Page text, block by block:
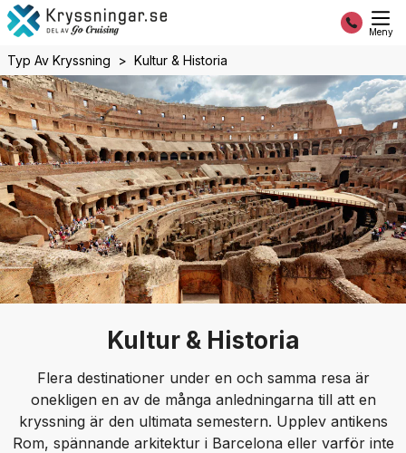
Meny
Typ Av Kryssning Kultur & Historia
Kultur & Historia
Flera destinationer under en och samma resa är
onekligen en av de många anledningarna till att en
kryssning är den ultimata semestern. Upplev antikens
Rom, spännande arkitektur i Barcelona eller varför inte